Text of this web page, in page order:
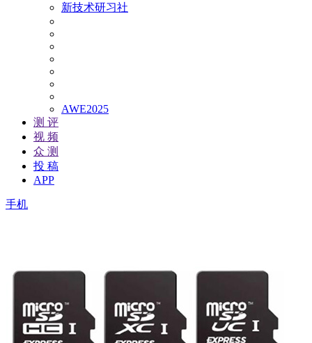
新技术研习社
AWE2025
测 评
视 频
众 测
投 稿
APP
手机